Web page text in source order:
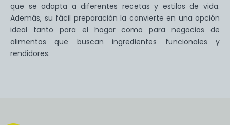
que se adapta a diferentes recetas y estilos de vida.
Además, su fácil preparación la convierte en una opción
ideal tanto para el hogar como para negocios de
alimentos que buscan ingredientes funcionales y
rendidores.